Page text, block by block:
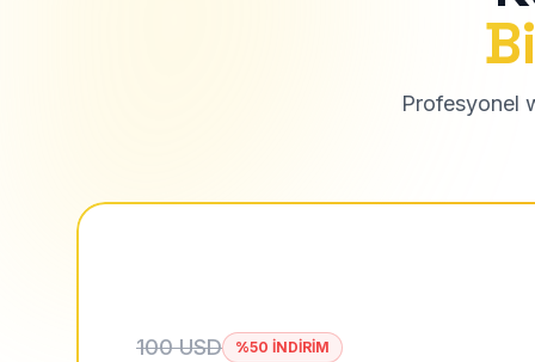
Profesyonel
100 USD %50 İNDİRİM